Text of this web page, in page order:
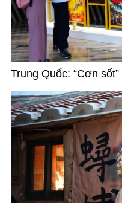
Trung Quốc: “Cơn